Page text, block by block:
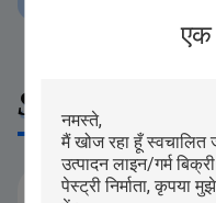
एक
Similar